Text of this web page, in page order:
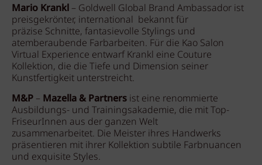
Mario Krankl – Goldwell Global Brand Ambassador ist
preisgekrönter, international bekannt für
präzise Schnitte, fantasievolle Stylings und
atemberaubende Farbarbeiten. Für die Kao Salon
Virtual Experience entwarf Krankl eine Couture
Kollektion, die die Tiefe und Dimension seiner
Kunstfertigkeit unterstreicht.
M&P – Mazella & Partners ist eine renommierte
Ausbildungs- und Trainingsakademie, die mit Top-
FriseurInnen aus der ganzen Welt
zusammenarbeitet. Die Meister ihres Handwerks
präsentieren mit ihrer Kollektion subtile Farbnuancen
und exquisite Styles.